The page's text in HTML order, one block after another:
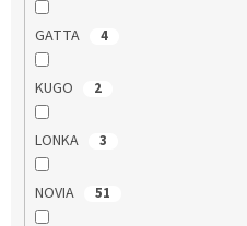
GATTA 4
KUGO 2
LONKA 3
NOVIA 51